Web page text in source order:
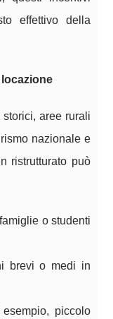
effettivo della
storici, aree rurali
nazionale e
ristrutturato può
o studenti
brevi o medi in
piccolo